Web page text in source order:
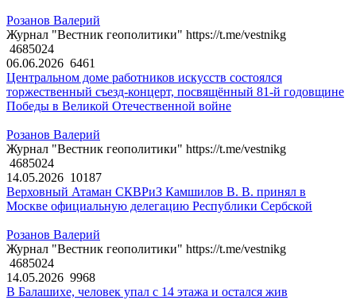
Розанов Валерий
Журнал "Вестник геополитики" https://t.me/vestnikg
4685024
06.06.2026 6461
Центральном доме работников искусств состоялся
торжественный съезд-концерт, посвящённый 81-й годовщине
Победы в Великой Отечественной войне
Розанов Валерий
Журнал "Вестник геополитики" https://t.me/vestnikg
4685024
14.05.2026 10187
Верховный Атаман СКВРиЗ Камшилов В. В. принял в
Москве официальную делегацию Республики Сербской
Розанов Валерий
Журнал "Вестник геополитики" https://t.me/vestnikg
4685024
14.05.2026 9968
В Балашихе, человек упал с 14 этажа и остался жив